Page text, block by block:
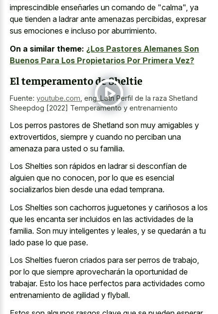
imprescindible enseñarles un comando de "calma", ya
que tienden a ladrar ante amenazas percibidas, expresar
sus emociones e incluso por aburrimiento.
On a similar theme: ¿Los Pastores Alemanes Son
Buenos Para Los Propietarios Por Primera Vez?
El temperamento de Sheltie
Fuente: youtube.com, eng_Latn Perfil de la raza Shetland
Sheepdog [2022] Temperamento y entrenamiento
Los perros pastores de Shetland son muy amigables y
extrovertidos, siempre y cuando no perciban una
amenaza para usted o su familia.
Los Shelties son rápidos en ladrar si desconfían de
alguien que no conocen, por lo que es esencial
socializarlos bien desde una edad temprana.
Los Shelties son cachorros juguetones y cariñosos a los
que les encanta ser incluidos en las actividades de la
familia. Son muy inteligentes y leales, y se quedarán a tu
lado pase lo que pase.
Los Shelties fueron criados para ser perros de trabajo,
por lo que siempre aprovecharán la oportunidad de
trabajar. Esto los hace perfectos para actividades como
entrenamiento de agilidad y flyball.